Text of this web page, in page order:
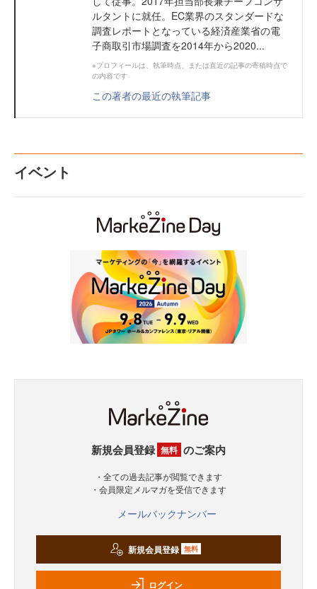
ルタントに就任。EC業界のスタンダードな
調査レポートとなっている経済産業省の電
子商取引市場調査を2014年から2020...
※プロフィールは、執筆時点、または直近の記事の寄稿時点で
の内容です
この著者の最近の執筆記事
イベント
新規会員登録 無料 のご案内
・全ての過去記事が閲覧できます
・会員限定メルマガを受信できます
メールバックナンバー
新規会員登録 無料
ログイン